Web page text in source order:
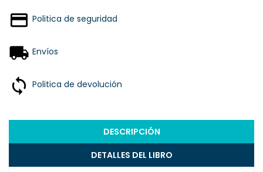
Politica de seguridad
Envíos
Politica de devolución
DESCRIPCIÓN
DETALLES DEL LIBRO